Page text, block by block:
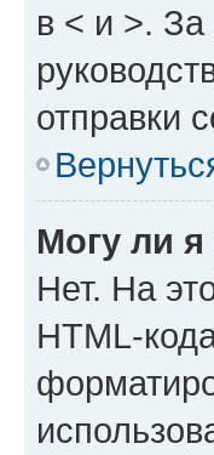
в < и >.
отправки
Могу ли я
Нет. На
HTML-